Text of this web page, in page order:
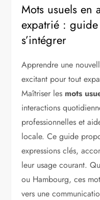
Mots usuels en
expatrié :
s’intégrer
Apprendre une
excitant pour tout
Maîtriser les mots
interactions
professionnelles et
locale. Ce guide
expressions clés,
leur usage courant.
ou Hambourg, ces
vers une